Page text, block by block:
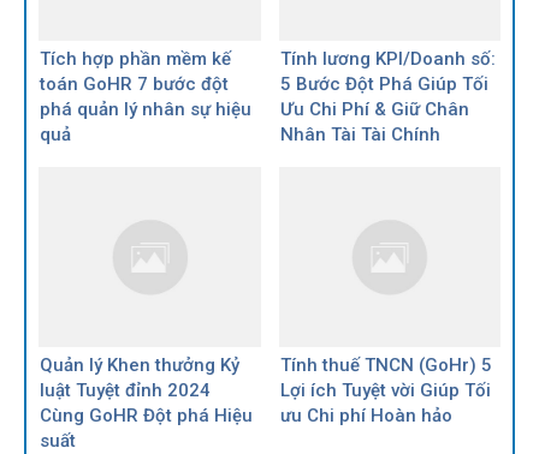
Tích hợp phần mềm kế
toán GoHR 7 bước đột
phá quản lý nhân sự hiệu
quả
Tính lương KPI/Doanh số:
5 Bước Đột Phá Giúp Tối
Ưu Chi Phí & Giữ Chân
Nhân Tài Tài Chính
Quản lý Khen thưởng Kỷ
luật Tuyệt đỉnh 2024
Cùng GoHR Đột phá Hiệu
suất
Tính thuế TNCN (GoHr) 5
Lợi ích Tuyệt vời Giúp Tối
ưu Chi phí Hoàn hảo